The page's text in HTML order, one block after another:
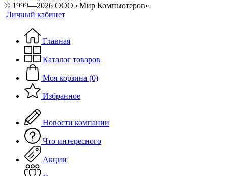
© 1999—2026 ООО «Мир Компьютеров»
Личный кабинет
Главная
Каталог товаров
Моя корзина (0)
Избранное
Новости компании
Что интересного
Акции